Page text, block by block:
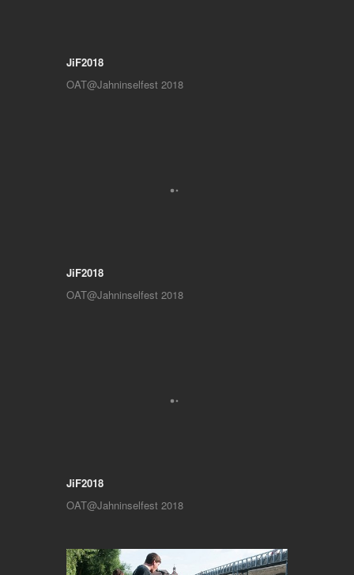
JiF2018
OAT@Jahninselfest 2018
JiF2018
OAT@Jahninselfest 2018
JiF2018
OAT@Jahninselfest 2018